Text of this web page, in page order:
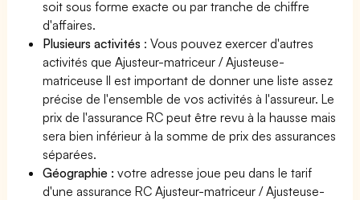
soit sous forme exacte ou par tranche de chiffre
d'affaires.
Plusieurs activités : Vous pouvez exercer d'autres
activités que Ajusteur-matriceur / Ajusteuse-
matriceuse Il est important de donner une liste assez
précise de l'ensemble de vos activités à l'assureur. Le
prix de l'assurance RC peut être revu à la hausse mais
sera bien inférieur à la somme de prix des assurances
séparées.
Géographie :votre adresse joue peu dans le tarif
d'une assurance RC Ajusteur-matriceur / Ajusteuse-